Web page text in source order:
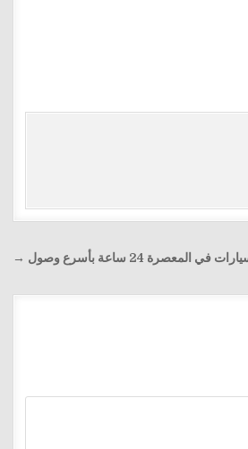
24 ساعة بأسرع وصول →